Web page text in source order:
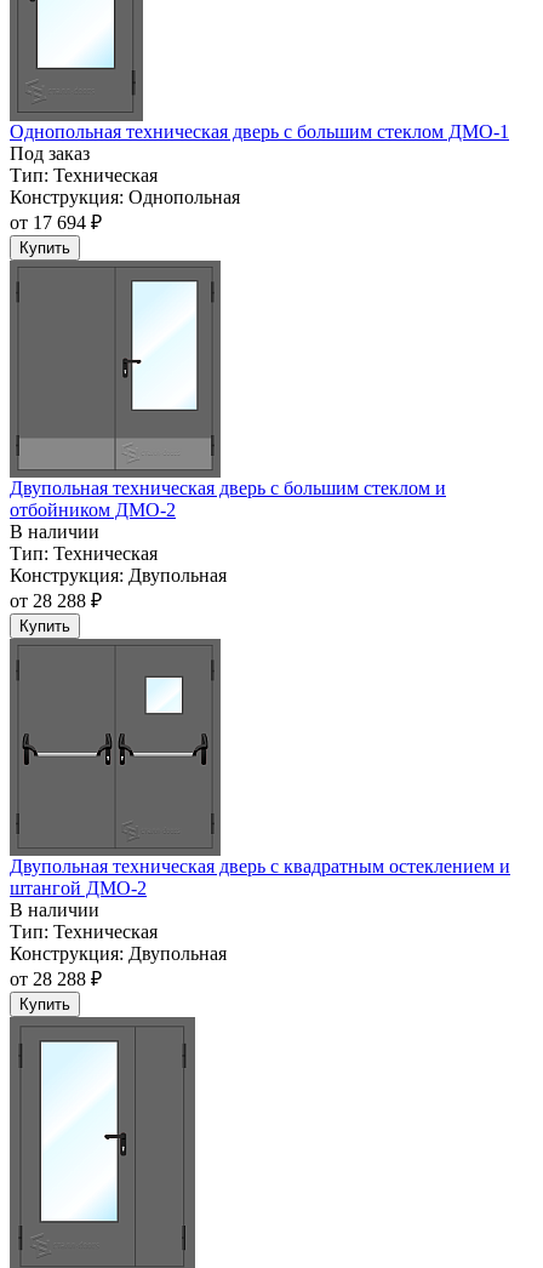
Однопольная техническая дверь с большим стеклом ДМО-1
Под заказ
Тип: Техническая
Конструкция: Однопольная
от 17 694 ₽
Купить
Двупольная техническая дверь c большим стеклом и
отбойником ДМО-2
В наличии
Тип: Техническая
Конструкция: Двупольная
от 28 288 ₽
Купить
Двупольная техническая дверь c квадратным остеклением и
штангой ДМО-2
В наличии
Тип: Техническая
Конструкция: Двупольная
от 28 288 ₽
Купить